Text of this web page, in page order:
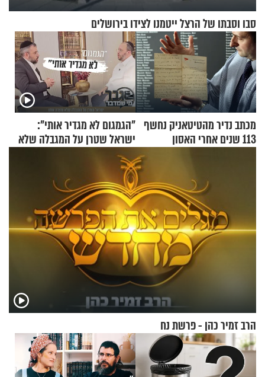
סבו וסבתו של הרצל ייטמנו לצידו בירושלים
מכתב נדיר מהטיטאניק נחשף
113 שנים אחרי האסון
"הגמגום לא מגדיר אותי":
ישראל שטרן על המגבלה שלא
עוצרת אותו
הרב זמיר כהן - פרשת נח